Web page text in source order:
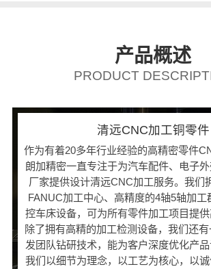
产品概述
PRODUCT
清远CNC加工铜零件
作为有着20多年行业经验的高精密零件
朗加精密一直专注于为汽车配件、电子
厂家提供设计清远CNC加工服务。我们
FANUC加工中心、高精度的4轴5轴加工
控车床设备，可为所有零件加工项目提供
除了拥有高精的加工检测设备，我们还
发团队钻研技术，能为客户深度优化产品
我们以细节为理念，以工艺为核心，以